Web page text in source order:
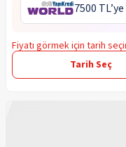
7500
Fiyatı görmek için tarih
Tarih Seç